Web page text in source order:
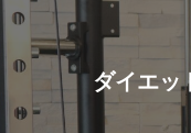
ダイエッ